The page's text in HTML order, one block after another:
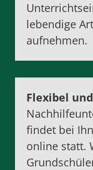
lebendige
aufnehmen.
Flexibel
findet bei
online statt.